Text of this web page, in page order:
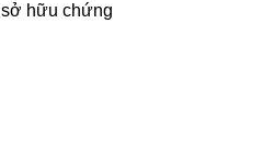
hữu chứng